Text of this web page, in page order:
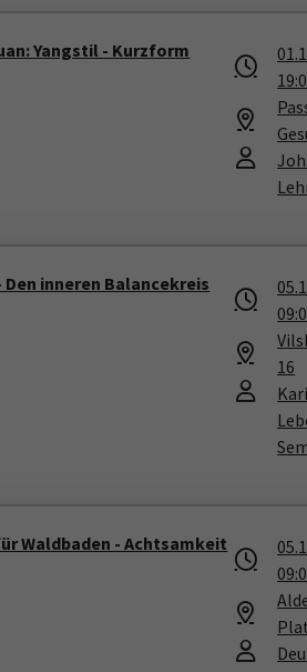
Yangstil - Kurzform
inneren Balancekreis
16
Waldbaden - Achtsamkeit